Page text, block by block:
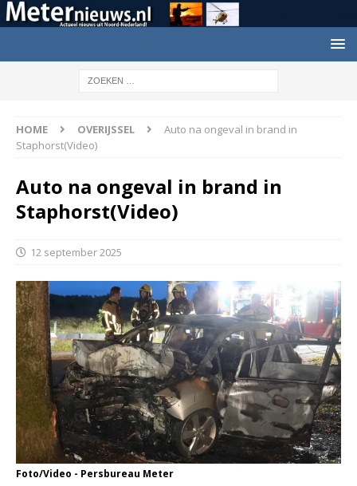
HOME OVERIJSSEL
Auto na ongeval in brand in
Staphorst(Video)
Auto na ongeval in brand in
Staphorst(Video)
12 september 2025
Foto/Video - Persbureau Meter